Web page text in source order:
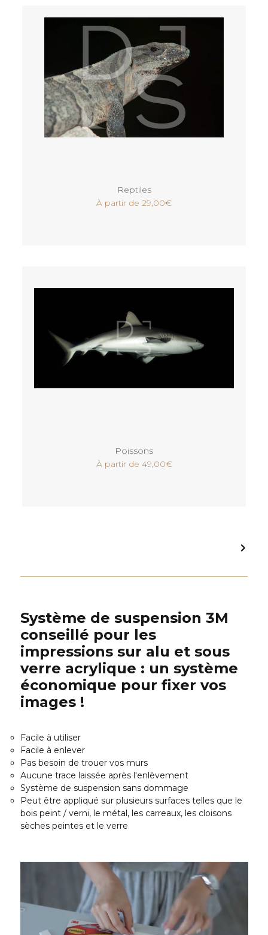
Reptiles
À partir de 29,00€
Poissons
À partir de 49,00€
Système de suspension 3M
conseillé pour les
impressions sur alu et sous
verre acrylique : un système
économique pour fixer vos
images !
Facile à utiliser
Facile à enlever
Pas besoin de trouer vos murs
Aucune trace laissée après l'enlèvement
Système de suspension sans dommage
Peut être appliqué sur plusieurs surfaces telles que le
bois peint / verni, le métal, les carreaux, les cloisons
sèches peintes et le verre